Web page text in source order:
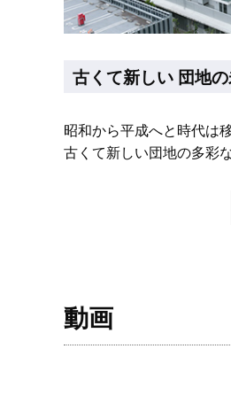
古くて新しい 団地
昭和から平成へと時代は
古くて新しい団地の多彩
動画